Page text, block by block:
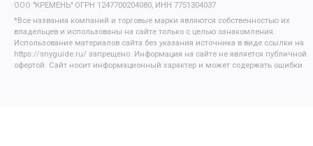
ООО "КРЕМЕНЬ" ОГРН 1247700204080, ИНН 7751304037
*Все названия компаний и торговые марки являются собственностью их
владельцев и использованы на сайте только с целью ознакомления.
Использование материалов сайта без указания источника в виде ссылки на
https://snyguide.ru/ запрещено. Информация на сайте не является публичной
офертой. Сайт носит информационный характер и может содержать ошибки